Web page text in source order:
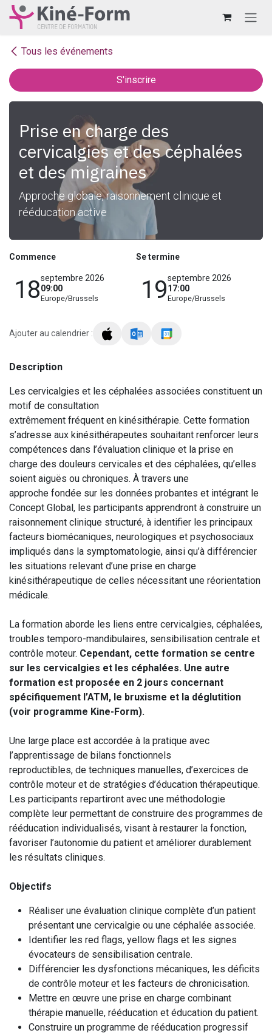
Se rendre au contenu
Tous les événements
S'inscrire
Prise en charge des
cervicalgies et des céphalées
et des migraines
Approche globale, raisonnement clinique et
rééducation active
Commence
18septembre 2026
09:00
Europe/Brussels
Se termine
19septembre 2026
17:00
Europe/Brussels
Ajouter au calendrier :
Description
Les cervicalgies et les céphalées associées constituent un
motif de consultation
extrêmement fréquent en kinésithérapie. Cette formation
s’adresse aux kinésithérapeutes souhaitant renforcer leurs
compétences dans l’évaluation clinique et la prise en
charge des douleurs cervicales et des céphalées, qu’elles
soient aiguës ou chroniques. À travers une
approche fondée sur les données probantes et intégrant le
Concept Global, les participants apprendront à construire un
raisonnement clinique structuré, à identifier les principaux
facteurs biomécaniques, neurologiques et psychosociaux
impliqués dans la symptomatologie, ainsi qu’à différencier
les situations relevant d’une prise en charge
kinésithérapeutique de celles nécessitant une réorientation
médicale.
La formation aborde les liens entre cervicalgies, céphalées,
troubles temporo-mandibulaires, sensibilisation centrale et
contrôle moteur. Cependant, cette formation se centre
sur les cervicalgies et les céphalées. Une autre
formation est proposée en 2 jours concernant
spécifiquement l’ATM, le bruxisme et la déglutition
(voir programme Kine-Form).
Une large place est accordée à la pratique avec
l’apprentissage de bilans fonctionnels
reproductibles, de techniques manuelles, d’exercices de
contrôle moteur et de stratégies d’éducation thérapeutique.
Les participants repartiront avec une méthodologie
complète leur permettant de construire des programmes de
rééducation individualisés, visant à restaurer la fonction,
favoriser l’autonomie du patient et améliorer durablement
les résultats cliniques.
Objectifs
Réaliser une évaluation clinique complète d’un patient
présentant une cervicalgie ou une céphalée associée.
Identifier les red flags, yellow flags et les signes
évocateurs de sensibilisation centrale.
Différencier les dysfonctions mécaniques, les déficits
de contrôle moteur et les facteurs de chronicisation.
Mettre en œuvre une prise en charge combinant
thérapie manuelle, rééducation et éducation du patient.
Construire un programme de rééducation progressif